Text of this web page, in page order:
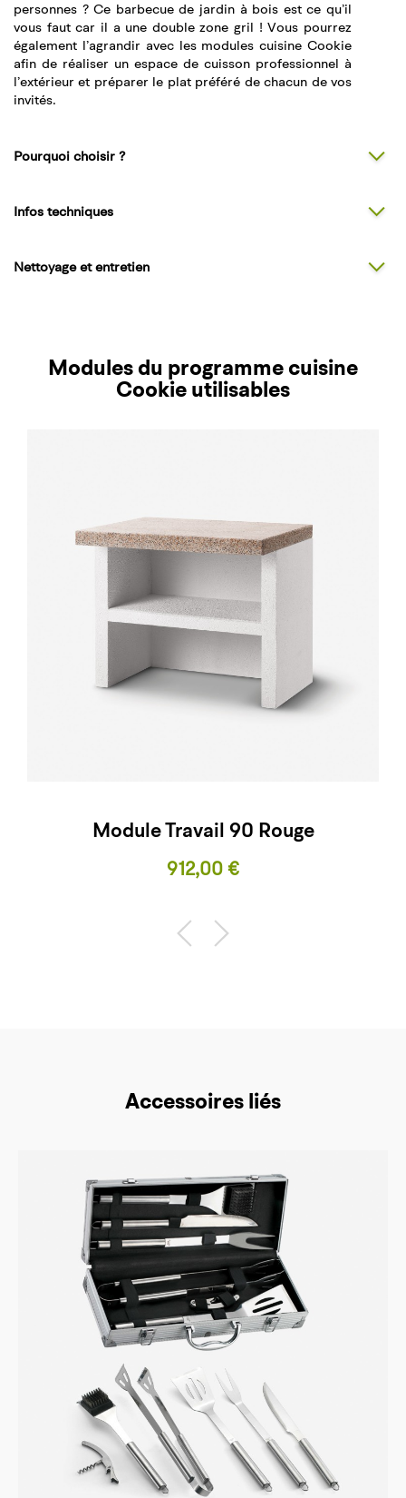
personnes ? Ce barbecue de jardin à bois est ce qu’il
vous faut car il a une double zone gril ! Vous pourrez
également l’agrandir avec les modules cuisine Cookie
afin de réaliser un espace de cuisson professionnel à
l’extérieur et préparer le plat préféré de chacun de vos
invités.
Pourquoi choisir ?
Infos techniques
Nettoyage et entretien
Modules du programme cuisine
Cookie utilisables
Module Travail 90 Rouge
Prix
912,00 €
Accessoires liés